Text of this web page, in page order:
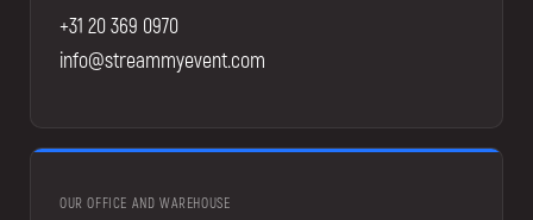
+31 20 369 0970
info@streammyevent.com
OUR OFFICE AND WAREHOUSE